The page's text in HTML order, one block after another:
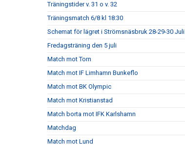
Träningstider v. 31 o v. 32
Träningsmatch 6/8 kl 18:30
Schemat för lägret i Strömsnäsbruk 28-29-30 Juli
Fredagsträning den 5 juli
Match mot Torn
Match mot IF Limhamn Bunkeflo
Match mot BK Olympic
Match mot Kristianstad
Match borta mot IFK Karlshamn
Matchdag
Match mot Lund